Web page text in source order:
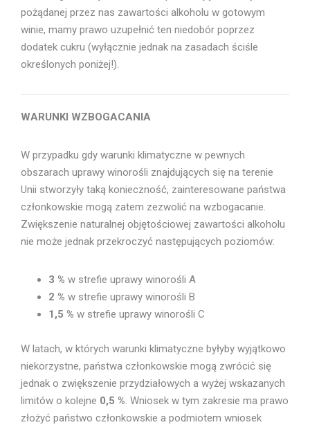
pożądanej przez nas zawartości alkoholu w gotowym
winie, mamy prawo uzupełnić ten niedobór poprzez
dodatek cukru (wyłącznie jednak na zasadach ściśle
określonych poniżej!).
WARUNKI WZBOGACANIA
W przypadku gdy warunki klimatyczne w pewnych
obszarach uprawy winorośli znajdujących się na terenie
Unii stworzyły taką konieczność, zainteresowane państwa
członkowskie mogą zatem zezwolić na wzbogacanie.
Zwiększenie naturalnej objętościowej zawartości alkoholu
nie może jednak przekroczyć następujących poziomów:
3 % w strefie uprawy winorośli A
2 % w strefie uprawy winorośli B
1,5 % w strefie uprawy winorośli C
W latach, w których warunki klimatyczne byłyby wyjątkowo
niekorzystne, państwa członkowskie mogą zwrócić się
jednak o zwiększenie przydziałowych a wyżej wskazanych
limitów o kolejne 0,5 %. Wniosek w tym zakresie ma prawo
złożyć państwo członkowskie a podmiotem wniosek